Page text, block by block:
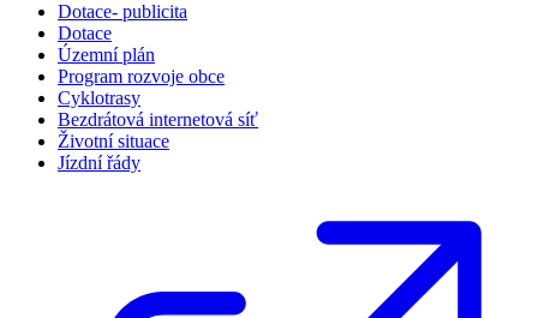
Dotace- publicita
Dotace
Územní plán
Program rozvoje obce
Cyklotrasy
Bezdrátová internetová síť
Životní situace
Jízdní řády